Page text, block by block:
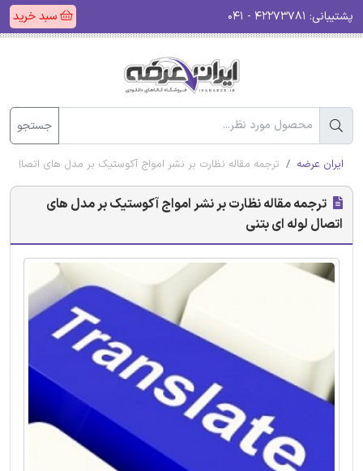
پشتیبانی: سبد خرید
جستجو
ایران عرضه ترجمه مقاله نظارت بر نشر امواج آکوستیک بر مدل های اتصال
ترجمه مقاله نظارت بر نشر امواج آکوستیک بر مدل های
اتصال لوله ای بتنی